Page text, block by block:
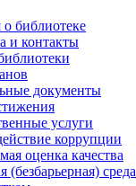
библиотеке
и контакты
документы
услуги
коррупции
оценка качества
(безбарьерная) среда